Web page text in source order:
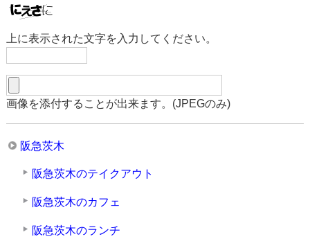
上に表示された文字を入力してください。
画像を添付することが出来ます。(JPEGのみ)
阪急茨木
阪急茨木のテイクアウト
阪急茨木のカフェ
阪急茨木のランチ